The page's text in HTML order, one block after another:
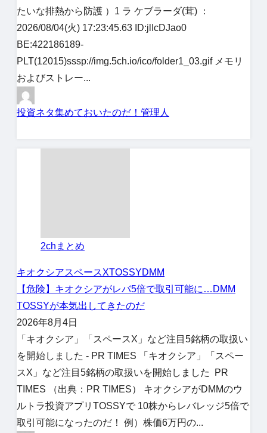
たいな排熱から防護 ）1 ラ ケブラーダ(茸) ：
2026/08/04(火) 17:23:45.63 ID:jlIcDJao0
BE:422186189-
PLT(12015)sssp://img.5ch.io/ico/folder1_03.gif メモリ
およびストレー...
投資ネタ集めておいたのだ！管理人
2chまとめ
キオクシアスペースXTOSSYDMM
【危険】キオクシアがレバ5倍で取引可能に…DMM
TOSSYが本気出してきたのだ
2026年8月4日
「キオクシア」「スペースX」など注目5銘柄の取扱い
を開始しました - PR TIMES 「キオクシア」「スペー
スX」など注目5銘柄の取扱いを開始しました PR
TIMES （出典：PR TIMES） キオクシアがDMMのウ
ルトラ投資アプリTOSSYで 10株からレバレッジ5倍で
取引可能になったのだ！ 例）株価6万円の...